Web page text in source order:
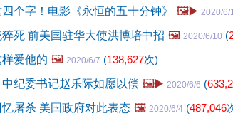
个字！电影《永恒的五十分钟》 🖼️▶️ 2020/6/
死 前美国驻华大使洪博培中招 🖼️ 2020/6/10 (
爱他的 🖼️ 2020/6/7 (138,627次)
纪委书记赵乐际如愿以偿 🖼️▶️ 2020/6/6 (
屠杀 美国政府对此表态 🖼️ 2020/6/4 (487,046